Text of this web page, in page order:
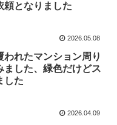
頼となりました
2026.05.08
われたマンション周り
ました、緑色だけどス
した
2026.04.09